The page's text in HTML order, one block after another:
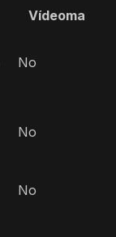
Vídeoma
No
No
No